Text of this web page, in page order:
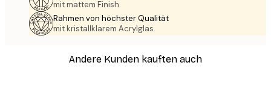
mit mattem Finish.
Rahmen von höchster Qualität
mit kristallklarem Acrylglas.
Andere Kunden kauften auch